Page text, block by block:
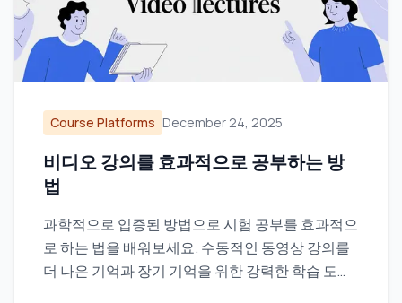
Course Platforms December 24, 2025
비디오 강의를 효과적으로 공부하는 방
법
과학적으로 입증된 방법으로 시험 공부를 효과적으
로 하는 법을 배워보세요. 수동적인 동영상 강의를
더 나은 기억과 장기 기억을 위한 강력한 학습 도구